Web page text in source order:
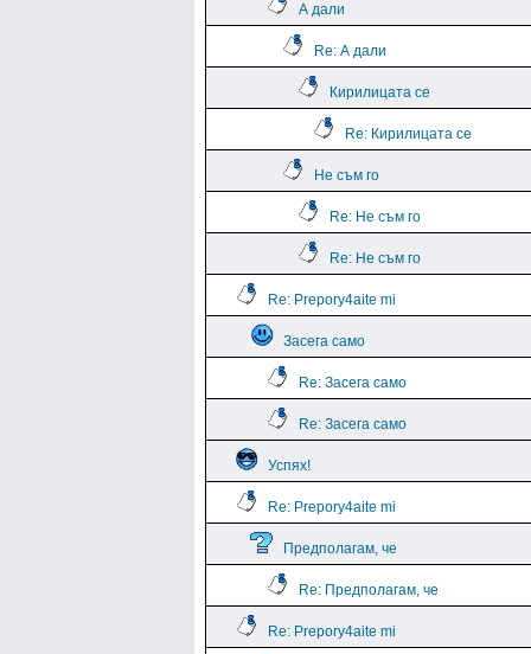
А дали
Re: А дали
Кирилицата се
Re: Кирилицата се
Не съм го
Re: Не съм го
Re: Не съм го
Re: Prepory4aite mi
Засега само
Re: Засега само
Re: Засега само
Успях!
Re: Prepory4aite mi
Предполагам, че
Re: Предполагам, че
Re: Prepory4aite mi